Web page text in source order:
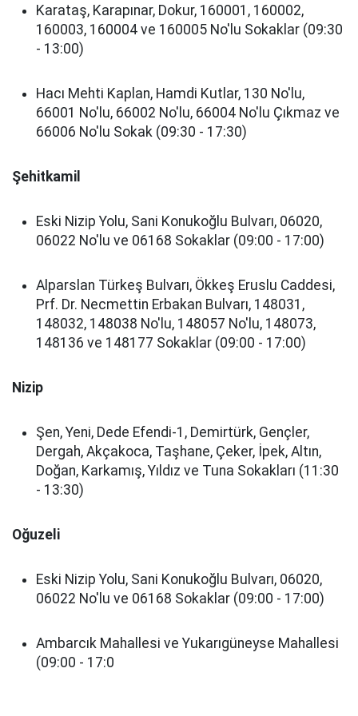
Karataş, Karapınar, Dokur, 160001, 160002,
160003, 160004 ve 160005 No'lu Sokaklar (09:30
- 13:00)
Hacı Mehti Kaplan, Hamdi Kutlar, 130 No'lu,
66001 No'lu, 66002 No'lu, 66004 No'lu Çıkmaz ve
66006 No'lu Sokak (09:30 - 17:30)
Şehitkamil
Eski Nizip Yolu, Sani Konukoğlu Bulvarı, 06020,
06022 No'lu ve 06168 Sokaklar (09:00 - 17:00)
Alparslan Türkeş Bulvarı, Ökkeş Eruslu Caddesi,
Prf. Dr. Necmettin Erbakan Bulvarı, 148031,
148032, 148038 No'lu, 148057 No'lu, 148073,
148136 ve 148177 Sokaklar (09:00 - 17:00)
Nizip
Şen, Yeni, Dede Efendi-1, Demirtürk, Gençler,
Dergah, Akçakoca, Taşhane, Çeker, İpek, Altın,
Doğan, Karkamış, Yıldız ve Tuna Sokakları (11:30
- 13:30)
Oğuzeli
Eski Nizip Yolu, Sani Konukoğlu Bulvarı, 06020,
06022 No'lu ve 06168 Sokaklar (09:00 - 17:00)
Ambarcık Mahallesi ve Yukarıgüneyse Mahallesi
(09:00 - 17:0